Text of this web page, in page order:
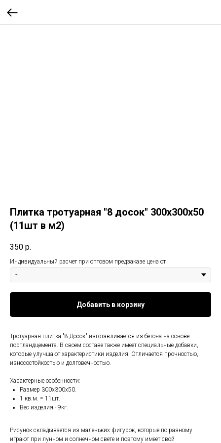
Плитка тротуарная "8 досок" 300х300х50
(11шт в м2)
350 р.
Индивидуальный расчет при оптовом предзаказе цена от
Добавить в корзину
Тротуарная плитка "8 Досок" изготавливается из бетона на основе
портландцемента. В своем составе также имеет специальные добавки,
которые улучшают характеристики изделия. Отличается прочностью,
износостойкостью и долговечностью.
Характерные особенности:
Размер 300х300х50.
1 кв.м. = 11шт.
Вес изделия - 9кг.
Рисунок складывается из маленьких фигурок, которые по разному
играют при лунном и солнечном свете и поэтому имеет свой